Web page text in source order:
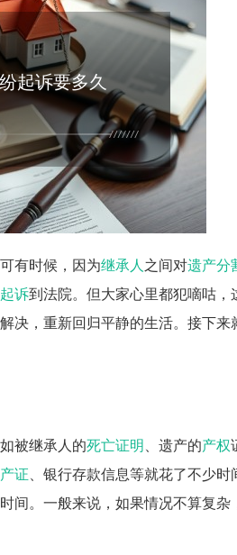
起诉要多久
有时候，因为继承人 之间对遗产分
起诉到法院。但大家心里都犯嘀咕，
决，重新回归平静的生活。接下来
如被继承人的死亡证明 、遗产的产权
证 、银行存款信息等就花了不少
间。一般来说，如果情况不算复杂